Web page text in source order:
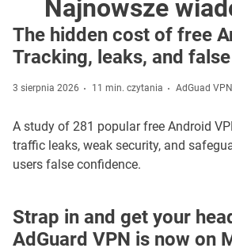
Najnowsze
The hidden cost of free
Tracking, leaks, and
3 sierpnia 2026 11 min. czytania AdGuad VPN
A study of 281 popular free Android
traffic leaks, weak security, and
users false confidence.
Strap in and get your
AdGuard VPN is now on